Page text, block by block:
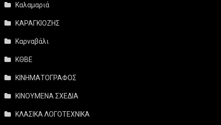
Καλαμαριά
ΚΑΡΑΓΚΙΟΖΗΣ
Καρναβάλι
ΚΘΒΕ
ΚΙΝΗΜΑΤΟΓΡΑΦΟΣ
ΚΙΝΟΥΜΕΝΑ ΣΧΕΔΙΑ
ΚΛΑΣΙΚΑ ΛΟΓΟΤΕΧΝΙΚΑ